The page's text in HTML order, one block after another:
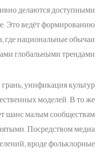
делаются доступными
Это ведёт формированию
где национальные обычаи
глобальными трендами.
унификация культур
моделей. В то же
шанс малым сообществам
Посредством медиа
вроде фольклорные